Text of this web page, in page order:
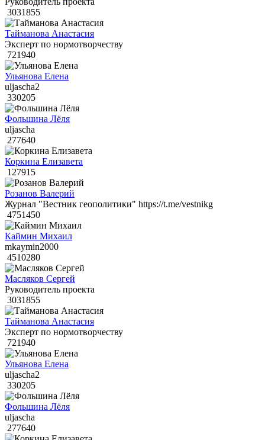
3031855
Тайманова Анастасия
Эксперт по нормотворчеству
721940
Ульянова Елена
uljascha2
330205
Фольшина Лёля
uljascha
277640
Коркина Елизавета
127915
Розанов Валерий
Журнал "Вестник геополитики" https://t.me/vestnikg
4751450
Каймин Михаил
mkaymin2000
4510280
Масляков Сергей
Руководитель проекта
3031855
Тайманова Анастасия
Эксперт по нормотворчеству
721940
Ульянова Елена
uljascha2
330205
Фольшина Лёля
uljascha
277640